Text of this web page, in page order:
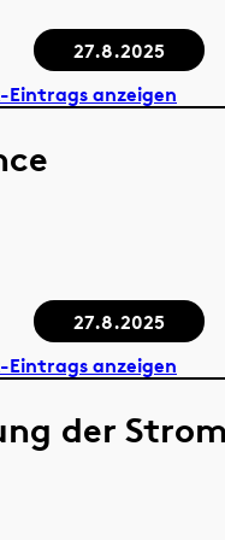
27.8.2025
Eintrags anzeigen
27.8.2025
Eintrags anzeigen
der